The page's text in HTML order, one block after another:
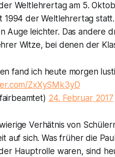
Weltlehrertag am 5.
1994 der Weltlehrertag
Auge leichter. Das andere
Witze, bei denen der
fand ich heute morgen
ZxXySMk3yD
24. Februar 2017
Verhätnis von
auf sich. Was früher die
Hauptrolle waren, sind